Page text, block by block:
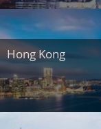
Hong Kong